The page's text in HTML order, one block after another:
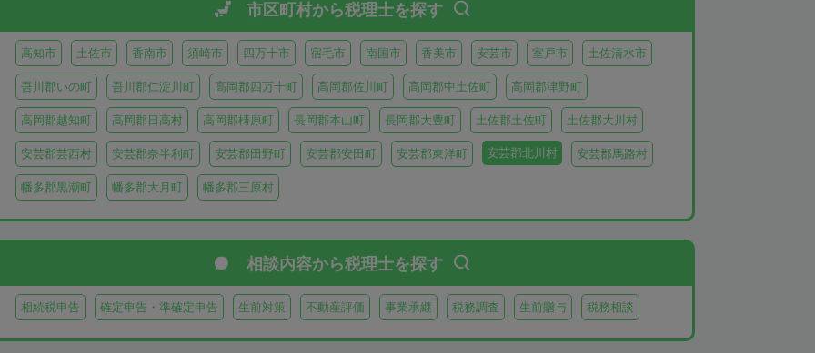
市区町村から税理士を探す
高知市 土佐市 香南市 須崎市 四万十市 宿毛市 南国市 香美市 安芸市 室戸市 土佐清水市
吾川郡いの町 吾川郡仁淀川町 高岡郡四万十町 高岡郡佐川町 高岡郡中土佐町 高岡郡津野町
高岡郡越知町 高岡郡日高村 高岡郡梼原町 長岡郡本山町 長岡郡大豊町 土佐郡土佐町 土佐郡大川村
安芸郡芸西村 安芸郡奈半利町 安芸郡田野町 安芸郡安田町 安芸郡東洋町 安芸郡北川村 安芸郡馬路村
幡多郡黒潮町 幡多郡大月町 幡多郡三原村
相談内容から税理士を探す
相続税申告 確定申告・準確定申告 生前対策 不動産評価 事業承継 税務調査 生前贈与 税務相談